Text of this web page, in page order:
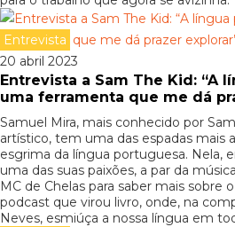
Entrevista
20 abril 2023
Entrevista a Sam The Kid: “A
uma ferramenta que me dá
Samuel Mira, mais conhecido por
artístico, tem uma das espadas mais
esgrima da língua portuguesa. Nela,
uma das suas paixões, a par da
MC de Chelas para saber mais sobre
podcast que virou livro, onde, na
Neves, esmiúça a nossa língua em